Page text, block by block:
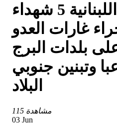
عاجل الصحة اللبنانية 5 شهداء
جراء غارات العدو
بلدات البرج
وتبنين جنوبي
البلاد
115 مشاهدة
03 Jun